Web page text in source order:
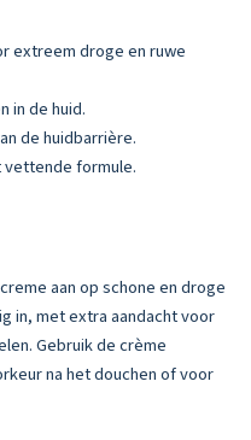
extreem droge en ruwe
in de huid.
de huidbarrière.
formule.
aan op schone en droge
in, met extra aandacht voor
Gebruik de crème
na het douchen of voor